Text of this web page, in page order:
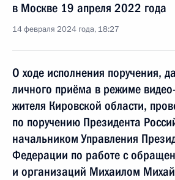
в Москве 19 апреля 2022 года
14 февраля 2024 года, 18:27
О ходе исполнения поручения,
личного приёма в режиме
жителя Кировской области,
по поручению Президента
начальником Управления
Федерации по работе с
и организаций Михаилом